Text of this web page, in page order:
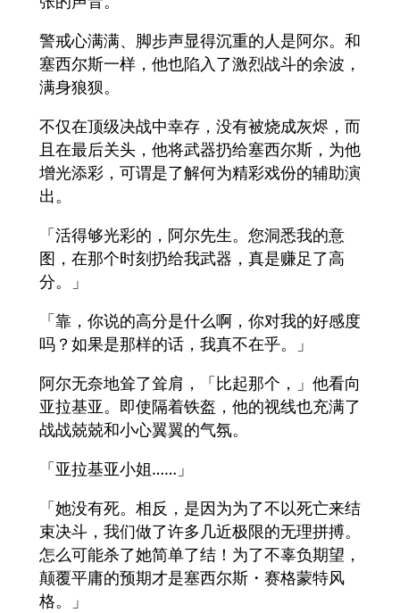
警戒心满满、脚步声显得沉重的人是阿尔。和
塞西尔斯一样，他也陷入了激烈战斗的余波，
满身狼狈。
不仅在顶级决战中幸存，没有被烧成灰烬，而
且在最后关头，他将武器扔给塞西尔斯，为他
增光添彩，可谓是了解何为精彩戏份的辅助演
出。
「活得够光彩的，阿尔先生。您洞悉我的意
图，在那个时刻扔给我武器，真是赚足了高
分。」
「靠，你说的高分是什么啊，你对我的好感度
吗？如果是那样的话，我真不在乎。」
阿尔无奈地耸了耸肩，「比起那个，」他看向
亚拉基亚。即使隔着铁盔，他的视线也充满了
战战兢兢和小心翼翼的气氛。
「亚拉基亚小姐……」
「她没有死。相反，是因为为了不以死亡来结
束决斗，我们做了许多几近极限的无理拼搏。
怎么可能杀了她简单了结！为了不辜负期望，
颠覆平庸的预期才是塞西尔斯・赛格蒙特风
格。」